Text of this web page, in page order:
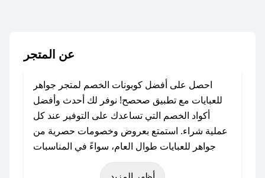
عن المتجر
احصل على أفضل كوبونات الخصم لمتجر جواهر
للعبايات مع تطبيق صحصح! نوفر لك أحدث وأفضل
أكواد الخصم التي تساعدك على التوفير عند كل
عملية شراء. استمتع بعروض وخصومات حصرية من
جواهر للعبايات طوال العام، سواءً في المناسبات
مثل عيد الفطر، عيد الأضحى، الجمعة البيضاء (شهر